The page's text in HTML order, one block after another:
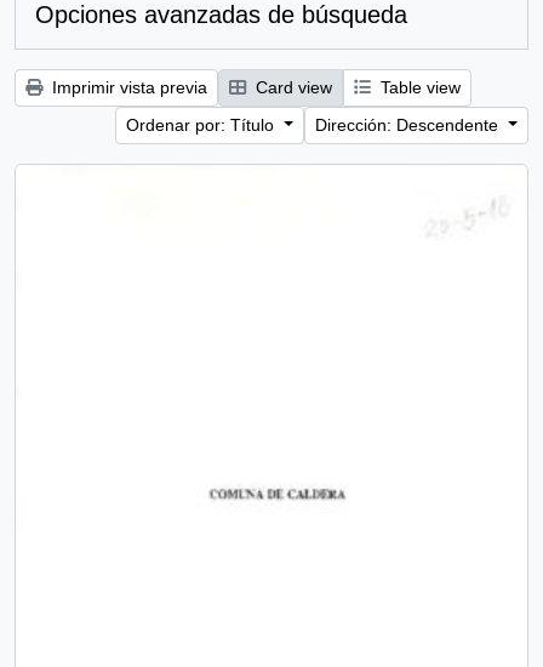
Opciones avanzadas de búsqueda
Imprimir vista previa Card view
Table view
Ordenar por: Título
Dirección: Descendente